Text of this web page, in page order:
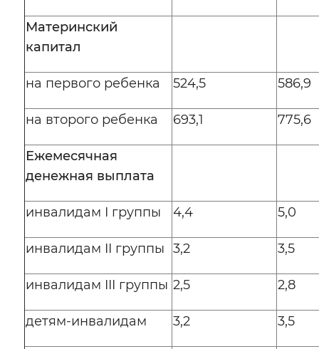
Материнский
капитал
на первого ребенка 524,5 586,9
на второго ребенка 693,1 775,6
Ежемесячная
денежная выплата
инвалидам I группы 4,4 5,0
инвалидам II группы 3,2 3,5
инвалидам III группы 2,5 2,8
детям-инвалидам 3,2 3,5